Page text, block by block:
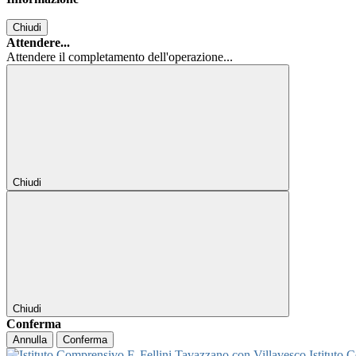
Chiudi
Attendere...
Attendere il completamento dell'operazione...
Chiudi
Chiudi
Conferma
Annulla Conferma